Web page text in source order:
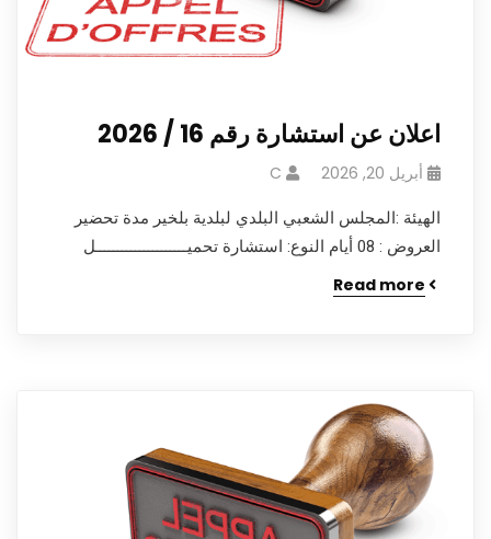
اعلان عن استشارة رقم 16 / 2026
أبريل 20, 2026 C
الهيئة :المجلس الشعبي البلدي لبلدية بلخير مدة تحضير
العروض : 08 أيام النوع: استشارة تحميـــــــــــــــــــــل
Read more